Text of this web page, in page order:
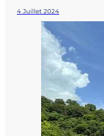
4 Juillet 2024